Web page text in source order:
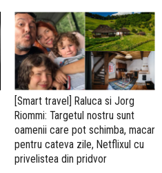
[Smart travel] Raluca si Jorg
Riommi: Targetul nostru sunt
oamenii care pot schimba, macar
pentru cateva zile, Netflixul cu
privelistea din pridvor